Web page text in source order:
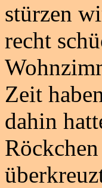
stürzen
recht
Zeit
dahin